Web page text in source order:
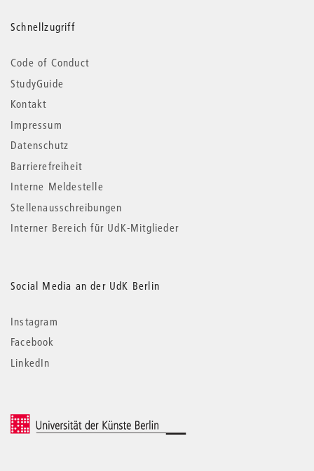
Schnellzugriff
Code of Conduct
StudyGuide
Kontakt
Impressum
Datenschutz
Barrierefreiheit
Interne Meldestelle
Stellenausschreibungen
Interner Bereich für UdK-Mitglieder
Social Media an der UdK Berlin
Instagram
Facebook
LinkedIn
© 2026 Universität der Künste Berlin